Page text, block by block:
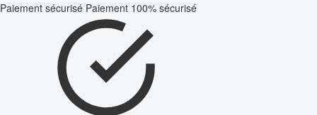
Paiement sécurisé Paiement 100% sécurisé